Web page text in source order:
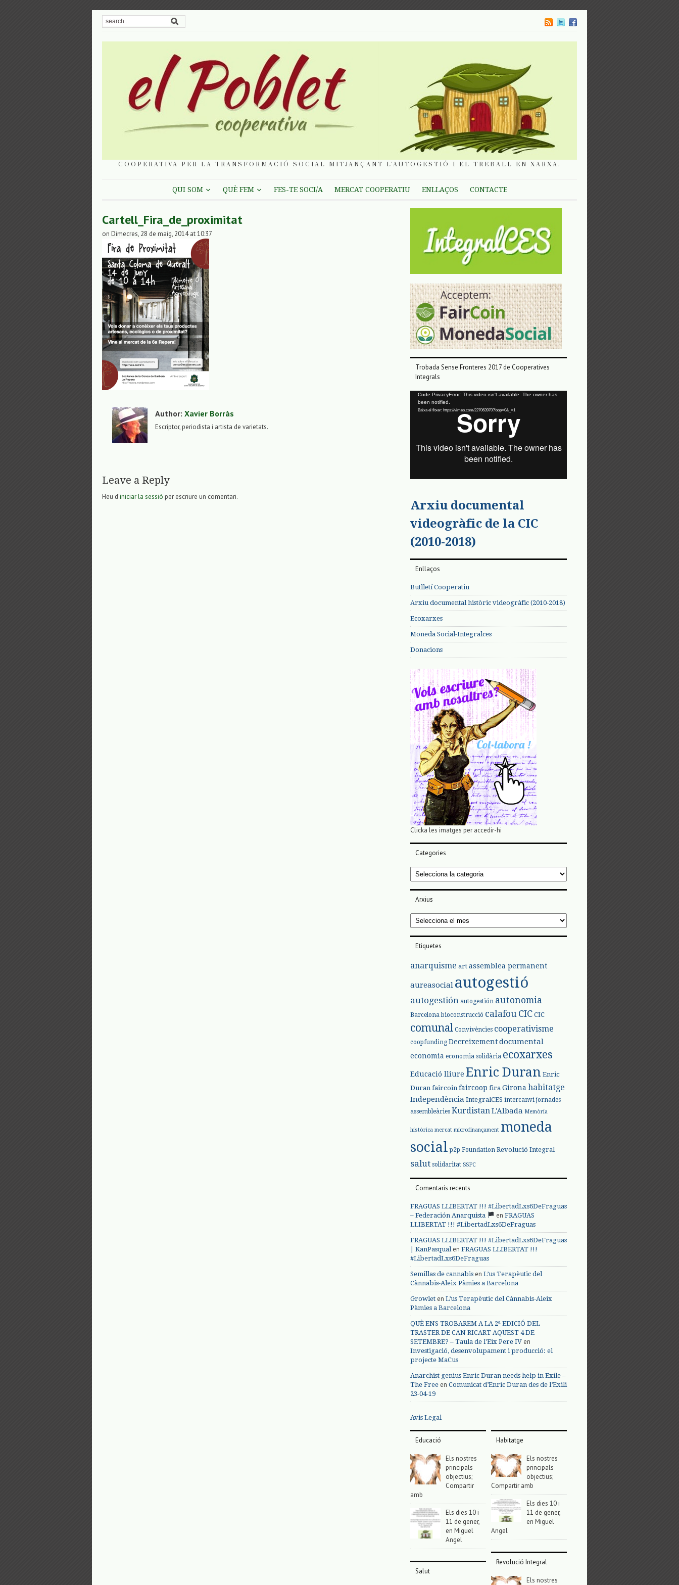
COOPERATIVA PER LA TRANSFORMACIÓ SOCIAL MITJANÇANT L'AUTOGESTIÓ I EL TREBALL EN XARXA.
QUI SOM QUÈ FEM FES-TE SOCI/A MERCAT COOPERATIU ENLLAÇOS CONTACTE
Cartell_Fira_de_proximitat
on Dimecres, 28 de maig, 2014 at 10:37
Author: Xavier Borràs
Escriptor, periodista i artista de varietats.
Leave a Reply
Heu d'iniciar la sessió per escriure un comentari.
Trobada Sense Fronteres 2017 de Cooperatives
Integrals
Reproductor
vídeo
Code PrivacyError: This video isn't available. The owner has
been notified.
Baixa el fitxer: https://vimeo.com/227063970?loop=0&_=1
Arxiu documental
videogràfic de la CIC
(2010-2018)
Enllaços
Butlletí Cooperatiu
Arxiu documental històric videogràfic (2010-2018)
Ecoxarxes
Moneda Social-Integralces
Donacions
Clicka les imatges per accedir-hi
Categories
Categories
Arxius
Arxius
Etiquetes
anarquisme art assemblea permanent
aureasocial autogestió
autogestión autogestión autonomia
Barcelona bioconstrucció calafou CIC CIC
comunal Convivències cooperativisme
coopfunding Decreixementdocumental
economia economia solidària ecoxarxes
Educació lliure Enric Duran Enric
Duran faircoin faircoop fira Girona habitatge
Independència IntegralCES intercanvi jornades
assembleàries Kurdistan L'Albada Memòria
històrica mercat microfinançament moneda
social p2p Foundation Revolució Integral
salut solidaritat SSPC
Comentaris recents
FRAGUAS LLIBERTAT !!! #LibertadLxs6DeFraguas
– Federación Anarquista
en FRAGUAS
LLIBERTAT !!! #LibertadLxs6DeFraguas
FRAGUAS LLIBERTAT !!! #LibertadLxs6DeFraguas
| KanPasqualen FRAGUAS LLIBERTAT !!!
#LibertadLxs6DeFraguas
Semillas de cannabis en L’us Terapèutic del
Cànnabis-Aleix Pàmies a Barcelona
Growlet en L’us Terapèutic del Cànnabis-Aleix
Pàmies a Barcelona
QUÈ ENS TROBAREM A LA 2ª EDICIÓ DEL
TRASTER DE CAN RICART AQUEST 4 DE
SETEMBRE? – Taula de l'Eix Pere IV en
Investigació, desenvolupament i producció: el
projecte MaCus
Anarchist genius Enric Duran needs help in Exile –
The Free en Comunicat d’Enric Duran des de l’Exili
23-04-19
Avis Legal
Educació
Els nostres
principals
objectius;
Compartir
amb
Els dies 10 i
11 de gener,
en Miguel
Angel
Salut
Habitatge
Els nostres
principals
objectius;
Compartir amb
Els dies 10 i
11 de gener,
en Miguel
Angel
Revolució Integral
Els nostres